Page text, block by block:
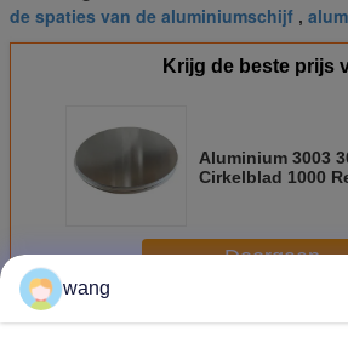
de spaties van de aluminiumschijf ,
Krijg de beste prijs
Aluminium 3003
Cirkelblad 1000
Doorgaan
MeerAluminium om Cirkel
wang